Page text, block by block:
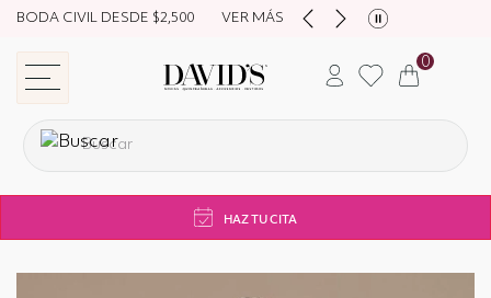
BODA CIVIL DESDE $2,500 VER MÁS
store navigation
0
HAZ TU CITA